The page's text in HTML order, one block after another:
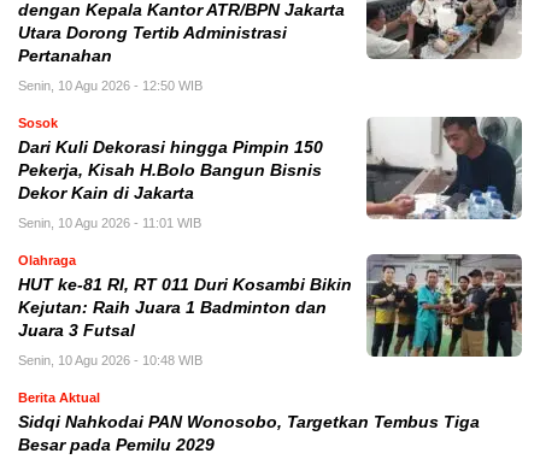
dengan Kepala Kantor ATR/BPN Jakarta
Utara Dorong Tertib Administrasi
Pertanahan
Senin, 10 Agu 2026 - 12:50 WIB
Sosok
Dari Kuli Dekorasi hingga Pimpin 150
Pekerja, Kisah H.Bolo Bangun Bisnis
Dekor Kain di Jakarta
Senin, 10 Agu 2026 - 11:01 WIB
Olahraga
HUT ke-81 RI, RT 011 Duri Kosambi Bikin
Kejutan: Raih Juara 1 Badminton dan
Juara 3 Futsal
Senin, 10 Agu 2026 - 10:48 WIB
Berita Aktual
Sidqi Nahkodai PAN Wonosobo, Targetkan Tembus Tiga
Besar pada Pemilu 2029